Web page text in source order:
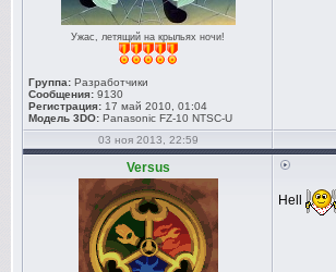
Ужас, летящий на крыльях ночи!
Группа: Разработчики
Сообщения: 9130
Регистрация: 17 май 2010, 01:04
Модель 3DO: Panasonic FZ-10 NTSC-U
03 ноя 2013, 22:59
Versus
Hell